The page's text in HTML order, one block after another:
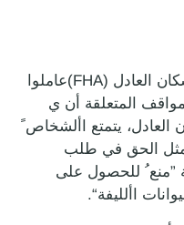
ذوي اإلعاقة من يحمي قانون اإلسكان العادل (FHA)عاملوا
المتعلقة أن ي
العادل، يتمتع األشخاص
مثل الحق في طلب
”منع ُ للحصول على
األليفة“.